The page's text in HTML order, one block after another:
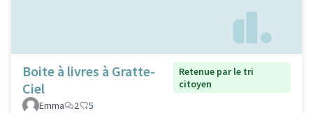
Boite à livres à Gratte-
Ciel
Retenue par le tri
citoyen
Emma
2 5